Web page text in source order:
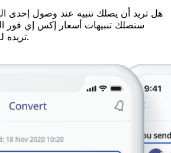
هل تريد أن يصلك تنبيه عند وصول إحدى
ستصلك تنبيهات أسعار إكس إي فور
تريده لزوج العملات التي تهمك.